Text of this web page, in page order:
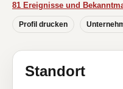
81 Ereignisse und
Profil drucken
Standort